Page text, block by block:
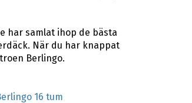
har samlat ihop de bästa
När du har knappat
Berlingo.
16 tum